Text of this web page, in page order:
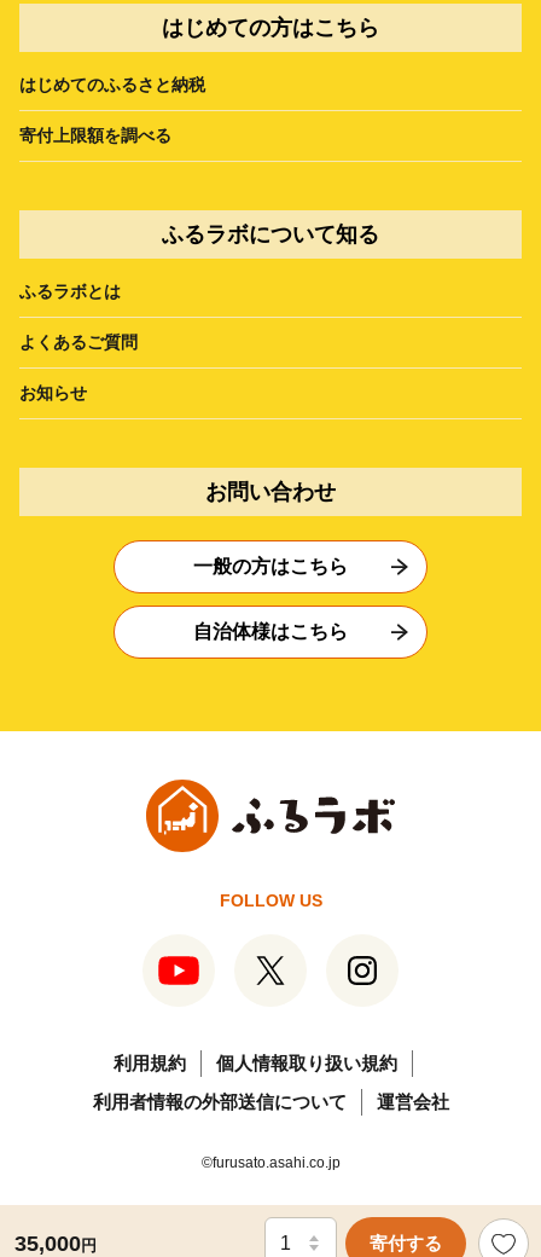
35,000円 寄付する
はじめての方はこちら
はじめてのふるさと納税
寄付上限額を調べる
ふるラボについて知る
ふるラボとは
よくあるご質問
お知らせ
お問い合わせ
一般の方はこちら
自治体様はこちら
FOLLOW US
利用規約
個人情報取り扱い規約
利用者情報の外部送信について
運営会社
©furusato.asahi.co.jp